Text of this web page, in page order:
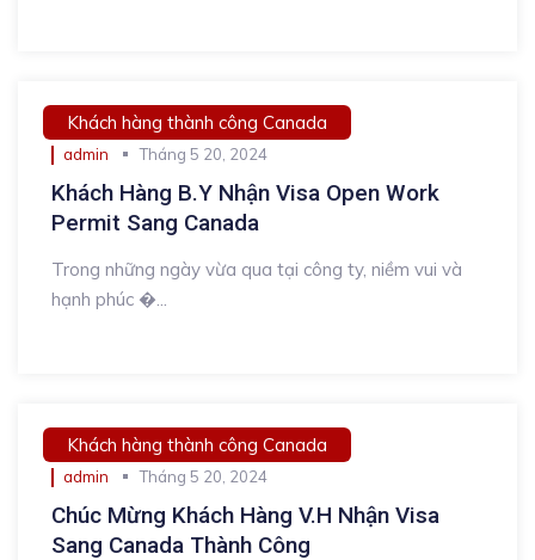
Khách hàng thành công Canada
admin Tháng 5 20, 2024
Khách Hàng B.Y Nhận Visa Open Work
Permit Sang Canada
Trong những ngày vừa qua tại công ty, niềm vui và
hạnh phúc �...
Khách hàng thành công Canada
admin Tháng 5 20, 2024
Chúc Mừng Khách Hàng V.H Nhận Visa
Sang Canada Thành Công